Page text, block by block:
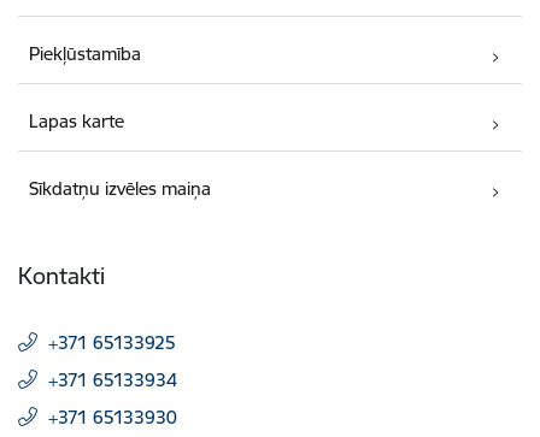
Piekļūstamība
Lapas karte
Sīkdatņu izvēles maiņa
Kontakti
+371 65133925
+371 65133934
+371 65133930